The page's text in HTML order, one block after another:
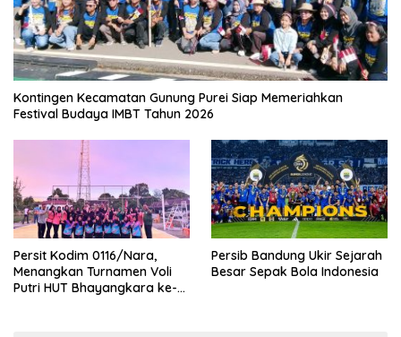
Kontingen Kecamatan Gunung Purei Siap Memeriahkan
Festival Budaya IMBT Tahun 2026
Persit Kodim 0116/Nara,
Menangkan Turnamen Voli
Putri HUT Bhayangkara ke-
Persib Bandung Ukir Sejarah
Besar Sepak Bola Indonesia